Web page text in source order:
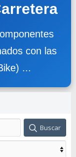
con las
...
Buscar